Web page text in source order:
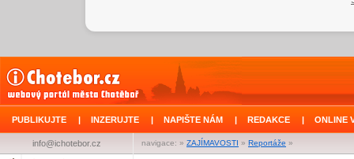
PUBLIKUJTE | INZERUJTE | NAPIŠTE NÁM | REDAKCE | ONLINE
navigace: » ZAJÍMAVOSTI » Reportáže »
info@ichotebor.cz